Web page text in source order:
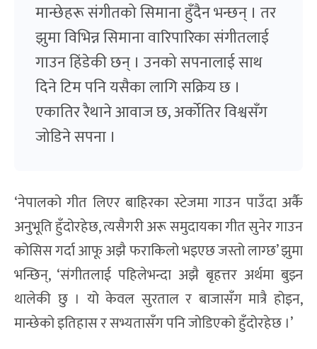
मान्छेहरू संगीतको सिमाना हुँदैन भन्छन् । तर
झुमा विभिन्न सिमाना वारिपारिका संगीतलाई
गाउन हिंडेकी छन् । उनको सपनालाई साथ
दिने टिम पनि यसैका लागि सक्रिय छ ।
एकातिर रैथाने आवाज छ, अर्कोतिर विश्वसँग
जोडिने सपना ।
‘नेपालको गीत लिएर बाहिरका स्टेजमा गाउन पाउँदा अर्कै
अनुभूति हुँदोरहेछ, त्यसैगरी अरू समुदायका गीत सुनेर गाउन
कोसिस गर्दा आफू अझै फराकिलो भइएछ जस्तो लाग्छ’ झुमा
भन्छिन्, ‘संगीतलाई पहिलेभन्दा अझै बृहत्तर अर्थमा बुझ्न
थालेकी छु । यो केवल सुरताल र बाजासँग मात्रै होइन,
मान्छेको इतिहास र सभ्यतासँग पनि जोडिएको हुँदोरहेछ ।’